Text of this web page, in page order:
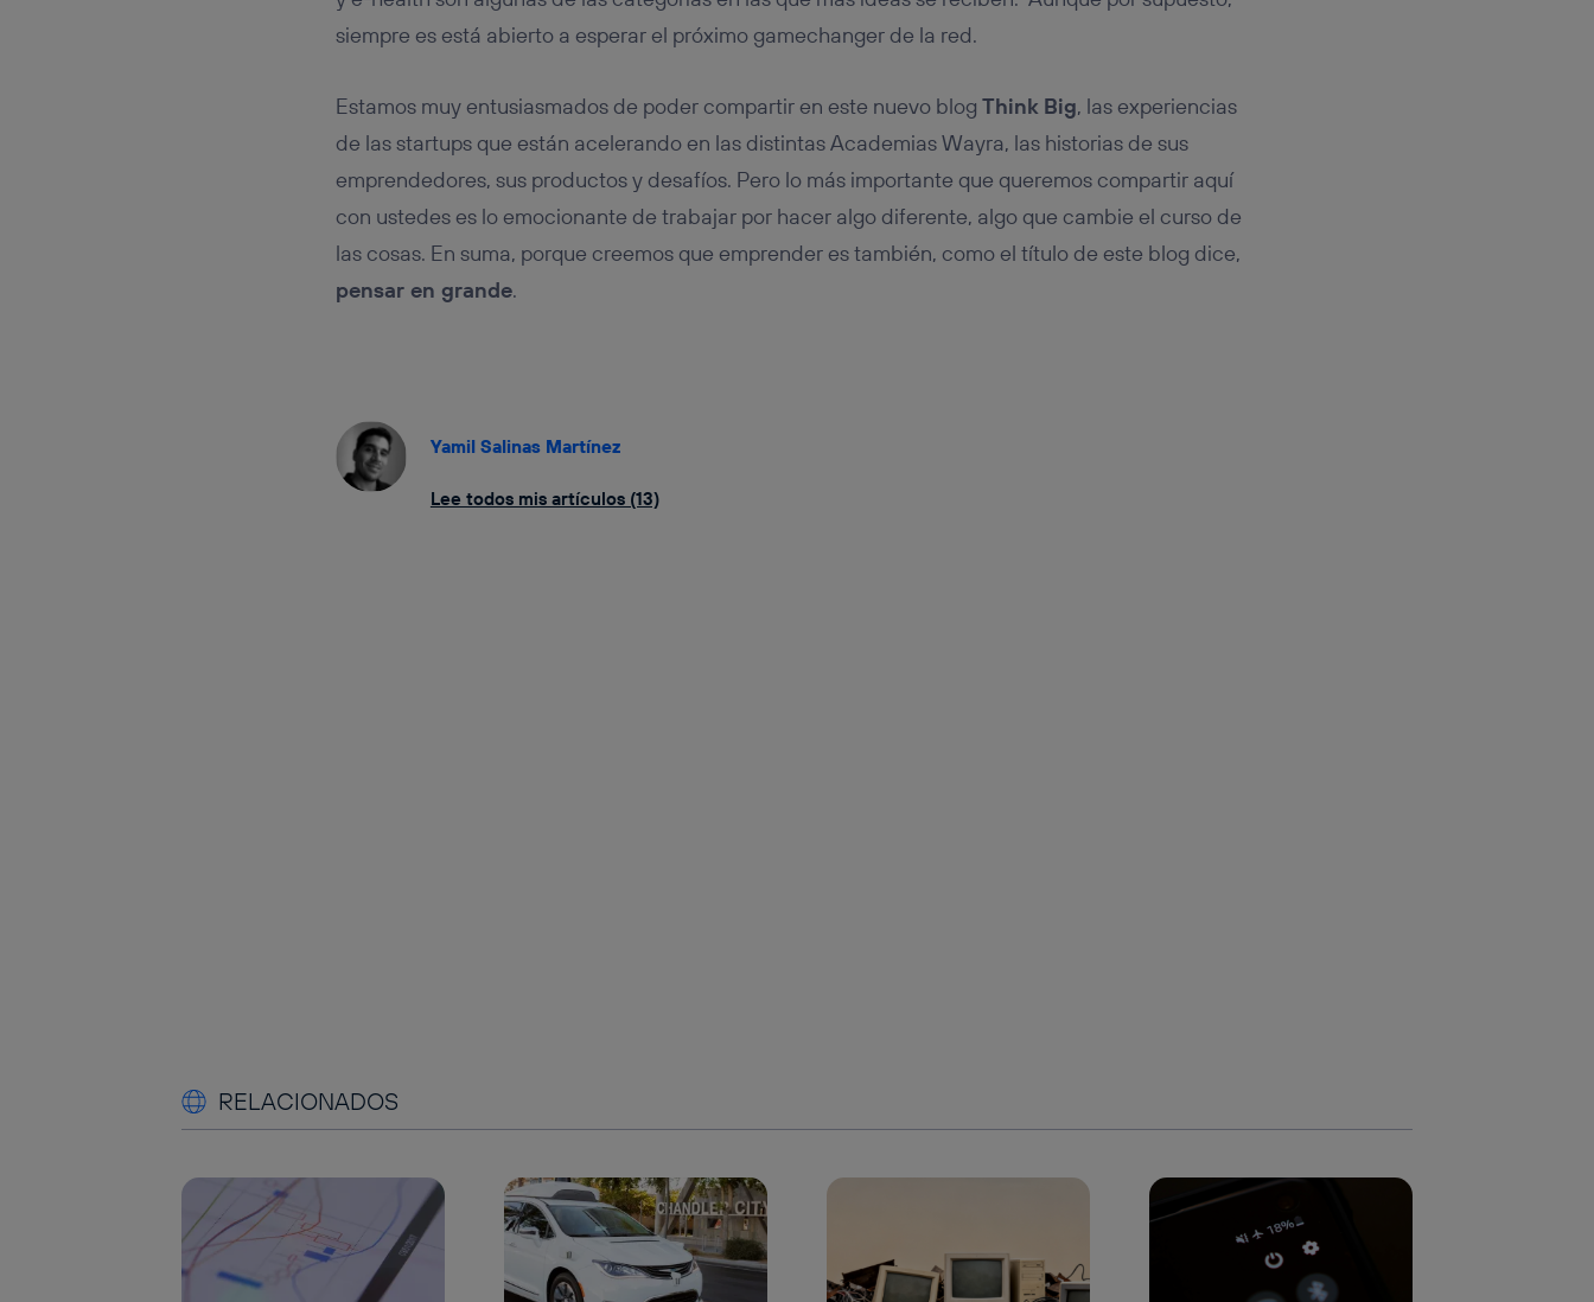
siempre es está abierto a esperar el próximo gamechanger de la red.
Estamos muy entusiasmados de poder compartir en este nuevo blog Think Big, las experiencias
de las startups que están acelerando en las distintas Academias Wayra, las historias de sus
emprendedores, sus productos y desafíos. Pero lo más importante que queremos compartir aquí
con ustedes es lo emocionante de trabajar por hacer algo diferente, algo que cambie el curso de
las cosas. En suma, porque creemos que emprender es también, como el título de este blog dice,
pensar en grande.
Yamil Salinas Martínez
Lee todos mis artículos (13)
RELACIONADOS